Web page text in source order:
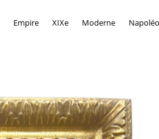
Empire XIXe Moderne